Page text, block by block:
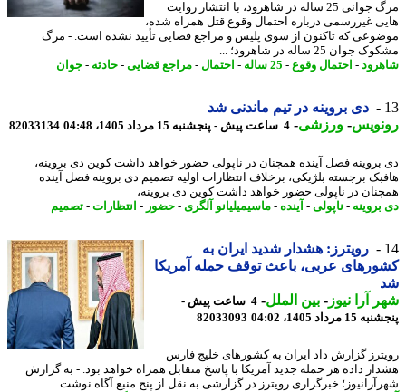
مرگ جوانی 25 ساله در شاهرود، با انتشار روایت
غیررسمی درباره احتمال وقوع قتل همراه شده،
که تاکنون از سوی پلیس و مراجع قضایی تأیید نشده است. - مرگ
25 ساله در شاهرود؛ ...
- احتمال وقوع-25 ساله -احتمال-مراجع قضایی-حادثه-جوان
دی بروینه در تیم ماندنی شد
-ورزشی-4 ساعت پیش - پنجشنبه 15 مرداد 1405، 04:48 82033134
فصل آینده همچنان در ناپولی حضور خواهد داشت کوین دی بروینه،
برجسته بلژیکی، برخلاف انتظارات اولیه تصمیم دی بروینه فصل آینده
در ناپولی حضور خواهد داشت کوین دی بروینه،
-ناپولی-آینده -ماسیمیلیانو آلگری- حضور-انتظارات- تصمیم
رویترز: هشدار شدید ایران به
عربی، باعث توقف حمله آمریکا
آرا نیوز-بین الملل- 4 ساعت پیش -
1405، 04:02
82033093
گزارش داد ایران به کشورهای خلیج فارس
داده هر حمله جدید آمریکا با پاسخ متقابل همراه خواهد بود. - به گزارش
خبرگزاری رویترز در گزارشی به نقل از پنج منبع آگاه نوشت ...